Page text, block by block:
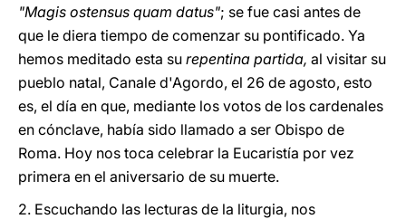
"Magis ostensus quam datus"; se fue casi antes de
que le diera tiempo de comenzar su pontificado. Ya
hemos meditado esta su repentina partida, al visitar su
pueblo natal, Canale d'Agordo, el 26 de agosto, esto
es, el día en que, mediante los votos de los cardenales
en cónclave, había sido llamado a ser Obispo de
Roma. Hoy nos toca celebrar la Eucaristía por vez
primera en el aniversario de su muerte.
2. Escuchando las lecturas de la liturgia, nos